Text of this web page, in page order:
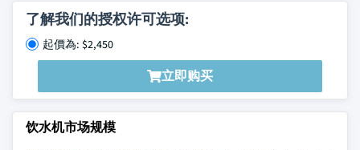
了解我们的授权许可选项:
起價為: $2,450
立即购买
饮水机市场规模